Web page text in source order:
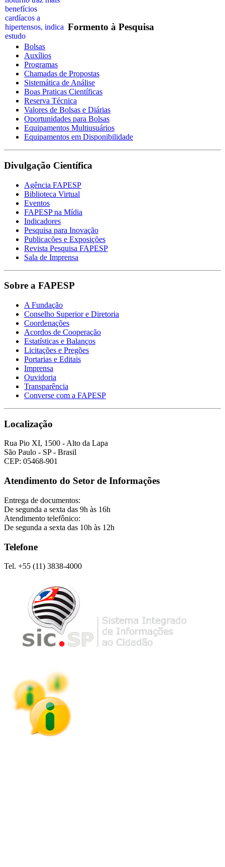
Formento à Pesquisa
Bolsas
Auxílios
Programas
Chamadas de Propostas
Sistemática de Análise
Boas Praticas Científicas
Reserva Técnica
Valores de Bolsas e Diárias
Oportunidades para Bolsas
Equipamentos Multiusuários
Equipamentos em Disponibilidade
Divulgação Científica
Agência FAPESP
Biblioteca Virtual
Eventos
FAPESP na Mídia
Indicadores
Pesquisa para Inovação
Publicações e Exposições
Revista Pesquisa FAPESP
Sala de Imprensa
Sobre a FAPESP
A Fundação
Conselho Superior e Diretoria
Coordenações
Acordos de Cooperação
Estatísticas e Balanços
Licitações e Pregões
Portarias e Editais
Imprensa
Ouvidoria
Transparência
Converse com a FAPESP
Localização
Rua Pio XI, 1500 - Alto da Lapa
São Paulo - SP - Brasil
CEP: 05468-901
Atendimento do Setor de Informações
Entrega de documentos:
De segunda a sexta das 9h às 16h
Atendimento telefônico:
De segunda a sexta das 10h às 12h
Telefone
Tel. +55 (11) 3838-4000